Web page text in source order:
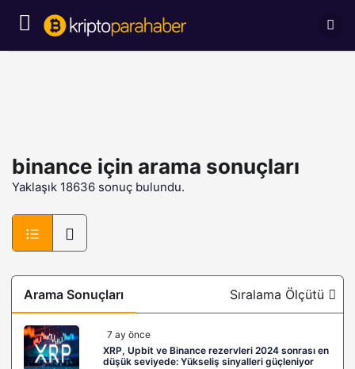
binance için arama sonuçları
Yaklaşık 18636 sonuç bulundu.
Arama Sonuçları
7 ay önce
XRP, Upbit ve Binance rezervleri 2024 sonrası en
düşük seviyede: Yükseliş sinyalleri güçleniyor
Sıralama Ölçütü